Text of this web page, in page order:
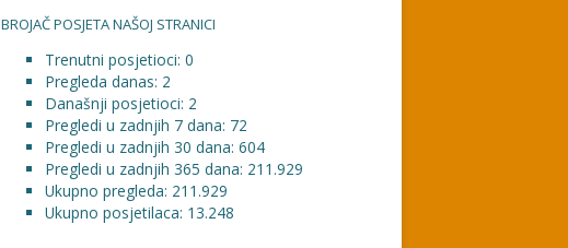
BROJAČ POSJETA NAŠOJ STRANICI
Trenutni posjetioci: 0
Pregleda danas: 2
Današnji posjetioci: 2
Pregledi u zadnjih 7 dana: 72
Pregledi u zadnjih 30 dana: 604
Pregledi u zadnjih 365 dana: 211.929
Ukupno pregleda: 211.929
Ukupno posjetilaca: 13.248